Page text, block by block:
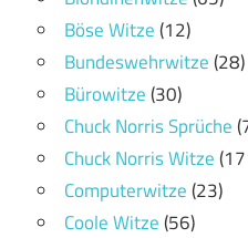
Böse Witze(12)
Bundeswehrwitze(28)
Bürowitze(30)
Chuck Norris Sprüche
Chuck Norris Witze
Computerwitze(23)
Coole Witze(56)